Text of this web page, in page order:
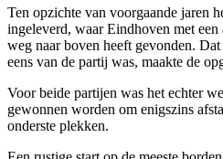
Ten opzichte van voorgaande jaren
ingeleverd, waar Eindhoven met een
weg naar boven heeft gevonden.
eens van de partij was, maakte de
Voor beide partijen was het echter
gewonnen worden om enigszins
onderste plekken.